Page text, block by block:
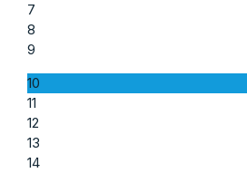
7
8
9
10
11
12
13
14